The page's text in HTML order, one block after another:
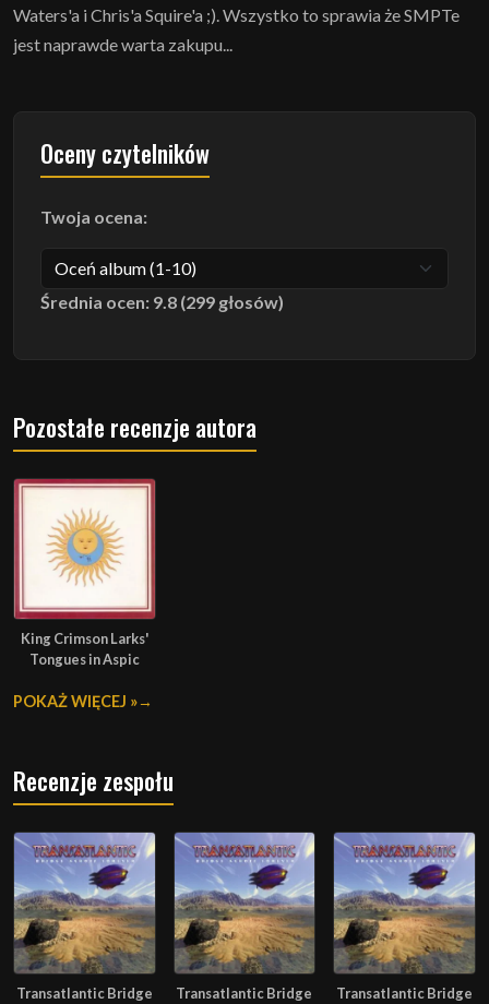
Waters'a i Chris'a Squire'a ;). Wszystko to sprawia że SMPTe
jest naprawde warta zakupu...
Oceny czytelników
Twoja ocena:
Średnia ocen: 9.8 (299 głosów)
Pozostałe recenzje autora
King Crimson Larks'
Tongues in Aspic
POKAŻ WIĘCEJ »
Recenzje zespołu
Transatlantic Bridge
Transatlantic Bridge
Transatlantic Bridge